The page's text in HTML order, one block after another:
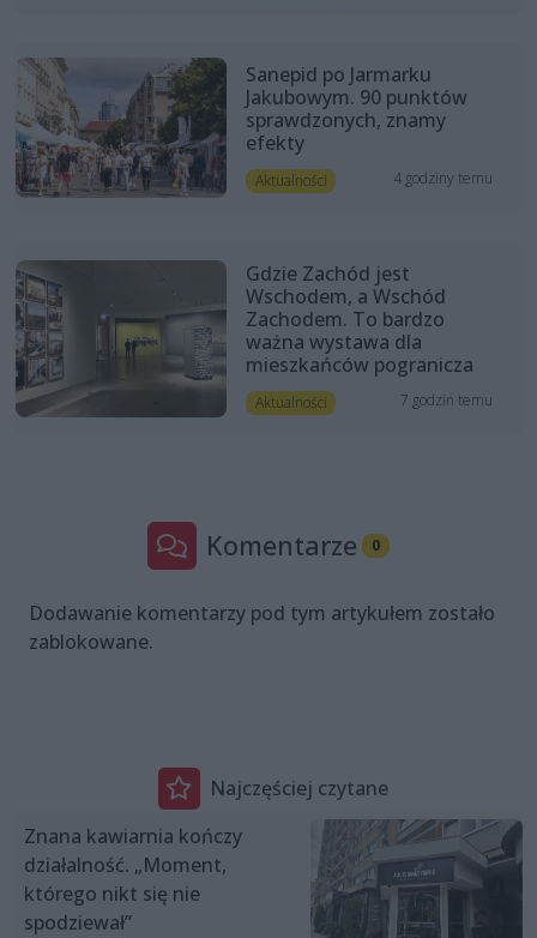
Sanepid po Jarmarku
Jakubowym. 90 punktów
sprawdzonych, znamy
efekty
Aktualności 4 godziny temu
Gdzie Zachód jest
Wschodem, a Wschód
Zachodem. To bardzo
ważna wystawa dla
mieszkańców pogranicza
Aktualności 7 godzin temu
Komentarze 0
Dodawanie komentarzy pod tym artykułem zostało
zablokowane.
Najczęściej czytane
Znana kawiarnia kończy
działalność. „Moment,
którego nikt się nie
spodziewał”